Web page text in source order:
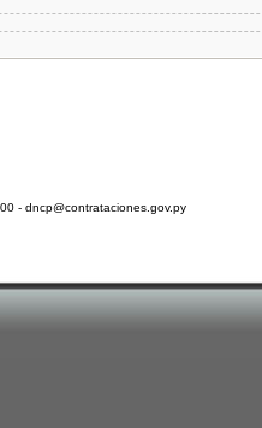
- dncp@contrataciones.gov.py